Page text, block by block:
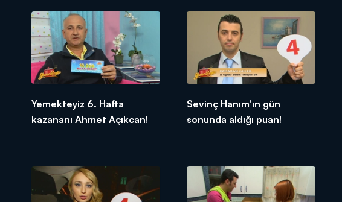
Yemekteyiz 6. Hafta
kazananı Ahmet Açıkcan!
Sevinç Hanım'ın gün
sonunda aldığı puan!